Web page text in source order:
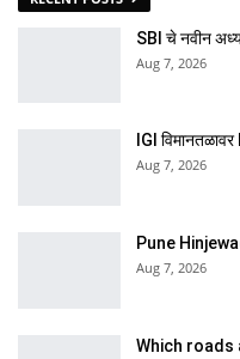
SBI चे नवीन
Aug 7, 2026
IGI
Aug 7, 2026
Pune
Aug 7, 2026
Which roads